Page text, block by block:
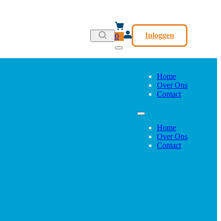
0 Inloggen
Home
Over Ons
Contact
Home
Over Ons
Contact